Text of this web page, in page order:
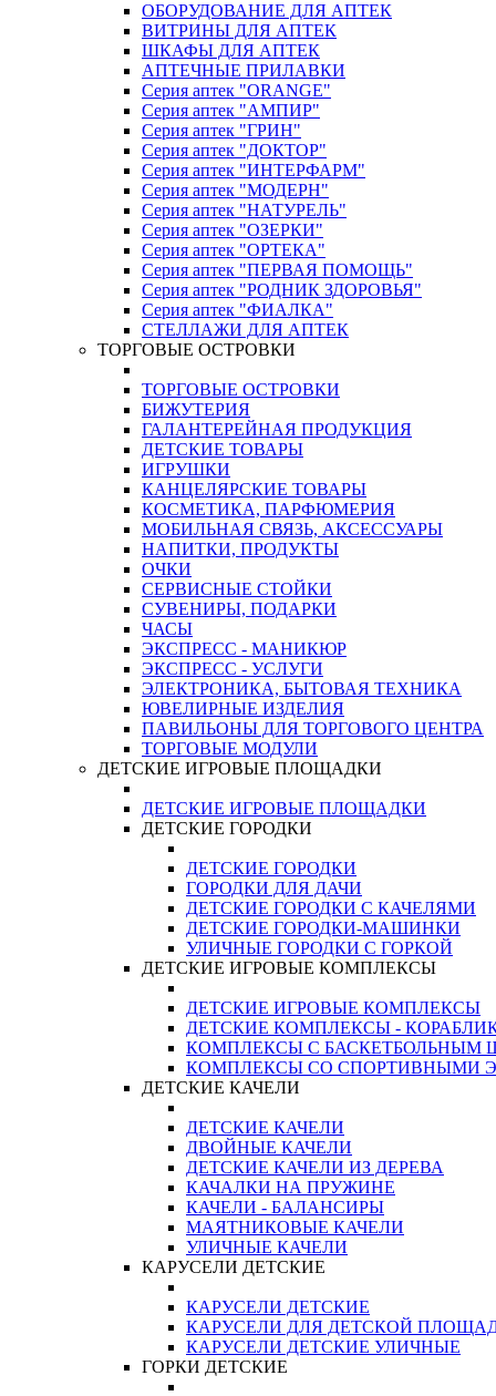
ОБОРУДОВАНИЕ ДЛЯ АПТЕК
ВИТРИНЫ ДЛЯ АПТЕК
ШКАФЫ ДЛЯ АПТЕК
АПТЕЧНЫЕ ПРИЛАВКИ
Серия аптек "ORANGE"
Серия аптек "АМПИР"
Серия аптек "ГРИН"
Серия аптек "ДОКТОР"
Серия аптек "ИНТЕРФАРМ"
Серия аптек "МОДЕРН"
Серия аптек "НАТУРЕЛЬ"
Серия аптек "ОЗЕРКИ"
Серия аптек "ОРТЕКА"
Серия аптек "ПЕРВАЯ ПОМОЩЬ"
Серия аптек "РОДНИК ЗДОРОВЬЯ"
Серия аптек "ФИАЛКА"
СТЕЛЛАЖИ ДЛЯ АПТЕК
ТОРГОВЫЕ ОСТРОВКИ
ТОРГОВЫЕ ОСТРОВКИ
БИЖУТЕРИЯ
ГАЛАНТЕРЕЙНАЯ ПРОДУКЦИЯ
ДЕТСКИЕ ТОВАРЫ
ИГРУШКИ
КАНЦЕЛЯРСКИЕ ТОВАРЫ
КОСМЕТИКА, ПАРФЮМЕРИЯ
МОБИЛЬНАЯ СВЯЗЬ, АКСЕССУАРЫ
НАПИТКИ, ПРОДУКТЫ
ОЧКИ
СЕРВИСНЫЕ СТОЙКИ
СУВЕНИРЫ, ПОДАРКИ
ЧАСЫ
ЭКСПРЕСС - МАНИКЮР
ЭКСПРЕСС - УСЛУГИ
ЭЛЕКТРОНИКА, БЫТОВАЯ ТЕХНИКА
ЮВЕЛИРНЫЕ ИЗДЕЛИЯ
ПАВИЛЬОНЫ ДЛЯ ТОРГОВОГО ЦЕНТРА
ТОРГОВЫЕ МОДУЛИ
ДЕТСКИЕ ИГРОВЫЕ ПЛОЩАДКИ
ДЕТСКИЕ ИГРОВЫЕ ПЛОЩАДКИ
ДЕТСКИЕ ГОРОДКИ
ДЕТСКИЕ ГОРОДКИ
ГОРОДКИ ДЛЯ ДАЧИ
ДЕТСКИЕ ГОРОДКИ С КАЧЕЛЯМИ
ДЕТСКИЕ ГОРОДКИ-МАШИНКИ
УЛИЧНЫЕ ГОРОДКИ С ГОРКОЙ
ДЕТСКИЕ ИГРОВЫЕ КОМПЛЕКСЫ
ДЕТСКИЕ ИГРОВЫЕ КОМПЛЕКСЫ
ДЕТСКИЕ КОМПЛЕКСЫ -
КОМПЛЕКСЫ С БАСКЕТБОЛЬНЫМ
КОМПЛЕКСЫ СО СПОРТИВНЫМИ
ДЕТСКИЕ КАЧЕЛИ
ДЕТСКИЕ КАЧЕЛИ
ДВОЙНЫЕ КАЧЕЛИ
ДЕТСКИЕ КАЧЕЛИ ИЗ ДЕРЕВА
КАЧАЛКИ НА ПРУЖИНЕ
КАЧЕЛИ - БАЛАНСИРЫ
МАЯТНИКОВЫЕ КАЧЕЛИ
УЛИЧНЫЕ КАЧЕЛИ
КАРУСЕЛИ ДЕТСКИЕ
КАРУСЕЛИ ДЕТСКИЕ
КАРУСЕЛИ ДЛЯ ДЕТСКОЙ
КАРУСЕЛИ ДЕТСКИЕ УЛИЧНЫЕ
ГОРКИ ДЕТСКИЕ